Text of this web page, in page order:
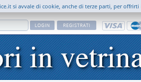
si avvale di cookie, anche di terze parti, per